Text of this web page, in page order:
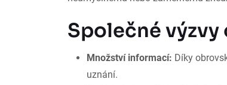
Společné
Množství informací: Díky
uznání.